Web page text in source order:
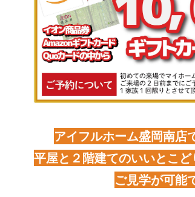
アイフルホーム盛岡南店
平屋と２階建てのいいとこ
ご見学が可能